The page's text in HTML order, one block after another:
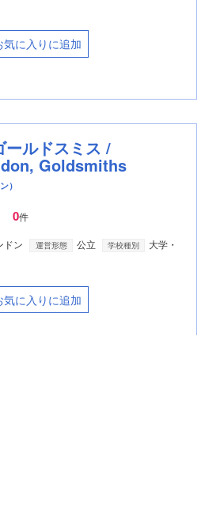
気に入りに追加
ールドスミス /
Goldsmiths
）
0件
ドン 運営形態 公立 学校種別
大学・
気に入りに追加